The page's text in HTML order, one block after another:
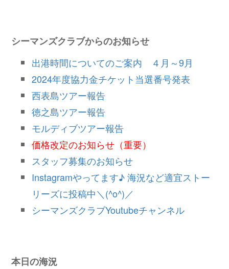
シーマンズクラブからのお知らせ
出港時間についてのご案内 ４月～9月
2024年度協力金チケット当選番号発表
西表島ツアー報告
徳之島ツアー報告
モルディブツアー報告
価格改定のお知らせ（重要）
スタッフ募集のお知らせ
Instagramやってます♪ 海況など適宜ストー
リーズに投稿中＼(^o^)／
シーマンズクラブYoutubeチャンネル
本日の海況